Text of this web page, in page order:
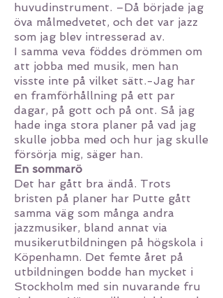
huvudinstrument. –Då började jag
öva målmedvetet, och det var jazz
som jag blev intresserad av.
I samma veva föddes drömmen om
att jobba med musik, men han
visste inte på vilket sätt.-Jag har
en framförhållning på ett par
dagar, på gott och på ont. Så jag
hade inga stora planer på vad jag
skulle jobba med och hur jag skulle
försörja mig, säger han.
En sommarö
Det har gått bra ändå. Trots
bristen på planer har Putte gått
samma väg som många andra
jazzmusiker, bland annat via
musikerutbildningen på högskola i
Köpenhamn. Det femte året på
utbildningen bodde han mycket i
Stockholm med sin nuvarande fru